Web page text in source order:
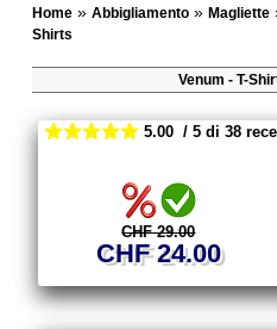
Home »Abbigliamento »Magliette
Shirts
Venum - T-
5.00 / 5 di 38
CHF 29.00
CHF 24.00